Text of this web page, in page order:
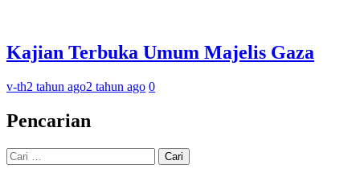
Kajian Terbuka Umum Majelis Gaza
v-th2 tahun ago2 tahun ago 0
Pencarian
Cari
untuk: